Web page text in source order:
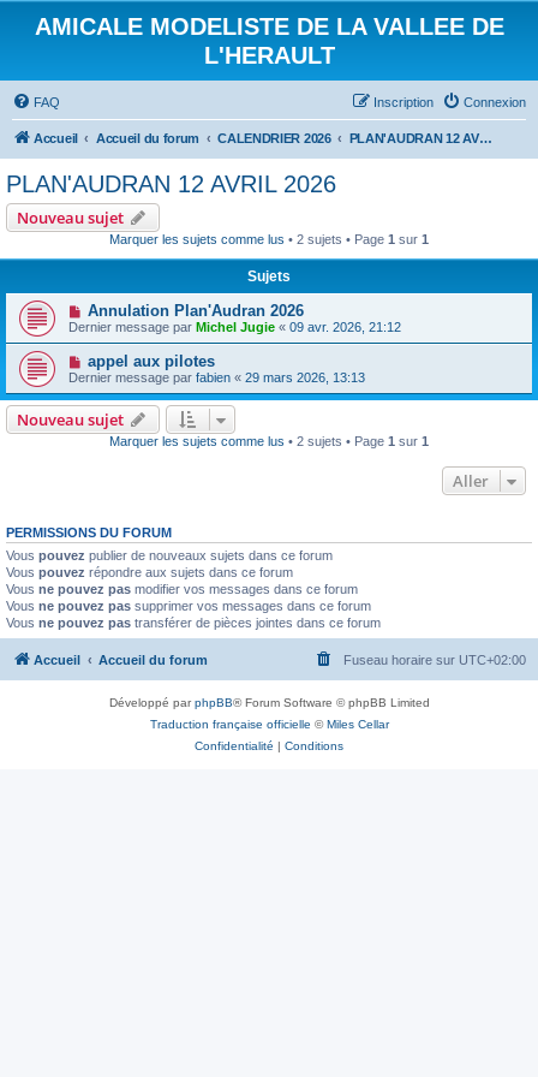
AMICALE MODELISTE DE LA VALLEE DE
L'HERAULT
FAQ Connexion
Inscription
Accueil Accueil du forum CALENDRIER 2026 PLAN'AUDRAN 12 AVRIL 2026
PLAN'AUDRAN 12 AVRIL 2026
Nouveau sujet
Marquer les sujets comme lus • 2 sujets • Page 1 sur 1
Sujets
Annulation Plan'Audran 2026
Dernier message par Michel Jugie « 09 avr. 2026, 21:12
appel aux pilotes
Dernier message par fabien « 29 mars 2026, 13:13
Nouveau sujet
Marquer les sujets comme lus • 2 sujets • Page 1 sur 1
Aller
PERMISSIONS DU FORUM
Vous pouvez publier de nouveaux sujets dans ce forum
Vous pouvez répondre aux sujets dans ce forum
Vous ne pouvez pas modifier vos messages dans ce forum
Vous ne pouvez pas supprimer vos messages dans ce forum
Vous ne pouvez pas transférer de pièces jointes dans ce forum
Accueil Accueil du forum Fuseau horaire sur UTC+02:00
Développé parphpBB® Forum Software © phpBB Limited
Traduction française officielle ©Miles Cellar
Confidentialité | Conditions